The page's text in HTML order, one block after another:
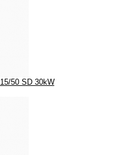
50 SD 30kW